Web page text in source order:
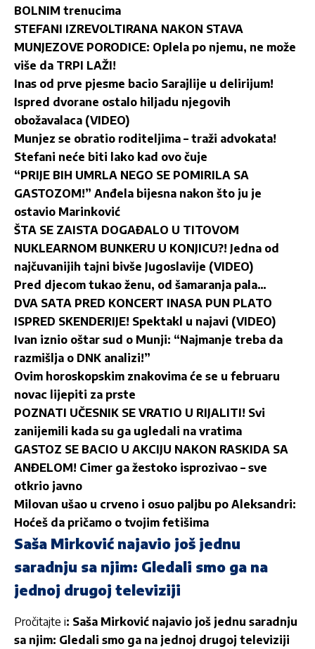
BOLNIM trenucima
STEFANI IZREVOLTIRANA NAKON STAVA
MUNJEZOVE PORODICE: Oplela po njemu, ne može
više da TRPI LAŽI!
Inas od prve pjesme bacio Sarajlije u delirijum!
Ispred dvorane ostalo hiljadu njegovih
obožavalaca (VIDEO)
Munjez se obratio roditeljima – traži advokata!
Stefani neće biti lako kad ovo čuje
“PRIJE BIH UMRLA NEGO SE POMIRILA SA
GASTOZOM!” Anđela bijesna nakon što ju je
ostavio Marinković
ŠTA SE ZAISTA DOGAĐALO U TITOVOM
NUKLEARNOM BUNKERU U KONJICU?! Jedna od
najčuvanijih tajni bivše Jugoslavije (VIDEO)
Pred djecom tukao ženu, od šamaranja pala…
DVA SATA PRED KONCERT INASA PUN PLATO
ISPRED SKENDERIJE! Spektakl u najavi (VIDEO)
Ivan iznio oštar sud o Munji: “Najmanje treba da
razmišlja o DNK analizi!”
Ovim horoskopskim znakovima će se u februaru
novac lijepiti za prste
POZNATI UČESNIK SE VRATIO U RIJALITI! Svi
zanijemili kada su ga ugledali na vratima
GASTOZ SE BACIO U AKCIJU NAKON RASKIDA SA
ANĐELOM! Cimer ga žestoko isprozivao – sve
otkrio javno
Milovan ušao u crveno i osuo paljbu po Aleksandri:
Hoćeš da pričamo o tvojim fetišima
Saša Mirković najavio još jednu
saradnju sa njim: Gledali smo ga na
jednoj drugoj televiziji
Pročitajte i: Saša Mirković najavio još jednu saradnju
sa njim: Gledali smo ga na jednoj drugoj televiziji